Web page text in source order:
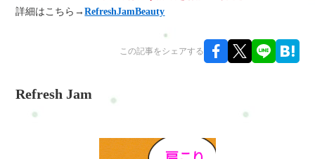
詳細はこちら→RefreshJamBeauty
この記事をシェアする
Refresh Jam